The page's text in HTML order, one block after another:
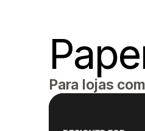
Para lojas